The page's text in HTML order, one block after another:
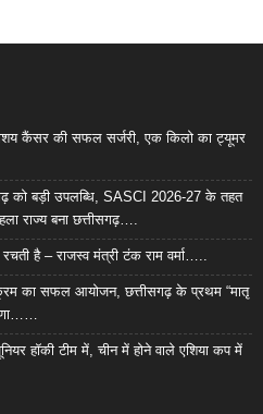
कैंसर की सफल सर्जरी, एक किलो का ट्यूमर
को बड़ी उपलब्धि, SASCI 2026-27 के तहत
राज्य बना छत्तीसगढ़….
है – राजस्व मंत्री टंक राम वर्मा…..
का सफल आयोजन, छत्तीसगढ़ के प्रथम “मातृ
हॉकी टीम में, चीन में होने वाले एशिया कप में